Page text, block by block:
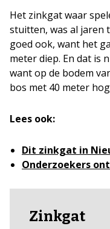
Het zinkgat waar
stuitten, was al jaren
goed ook, want het
meter diep. En dat is
want op de bodem
bos met 40 meter
Lees ook:
Dit zinkgat in
Onderzoekers
Zinkgat